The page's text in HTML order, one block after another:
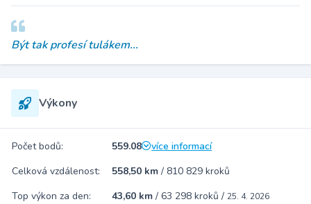
Být tak profesí tulákem...
Výkony
Počet bodů: 559.08
více informací
Celková vzdálenost:
558,50 km / 810 829 kroků
Top výkon za den:
43,60 km / 63 298 kroků / 25. 4. 2026